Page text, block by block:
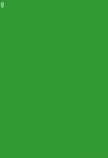
tính năng đa dạng, chất
luôn có chế độ chăm sóc
hàng.